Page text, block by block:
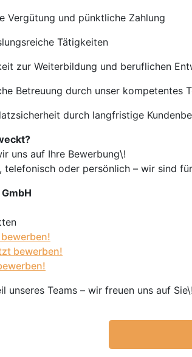
Vergütung und pünktliche Zahlung
Tätigkeiten
zur Weiterbildung und beruflichen
Betreuung durch unser kompetentes
durch langfristige
uns auf Ihre Bewerbung\!
telefonisch oder persönlich – wir sind
bewerben!
unseres Teams – wir freuen uns auf Sie\!